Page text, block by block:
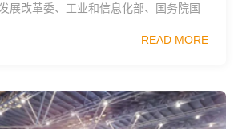
展改革委、工业和信息化部、国务院国
READ MORE